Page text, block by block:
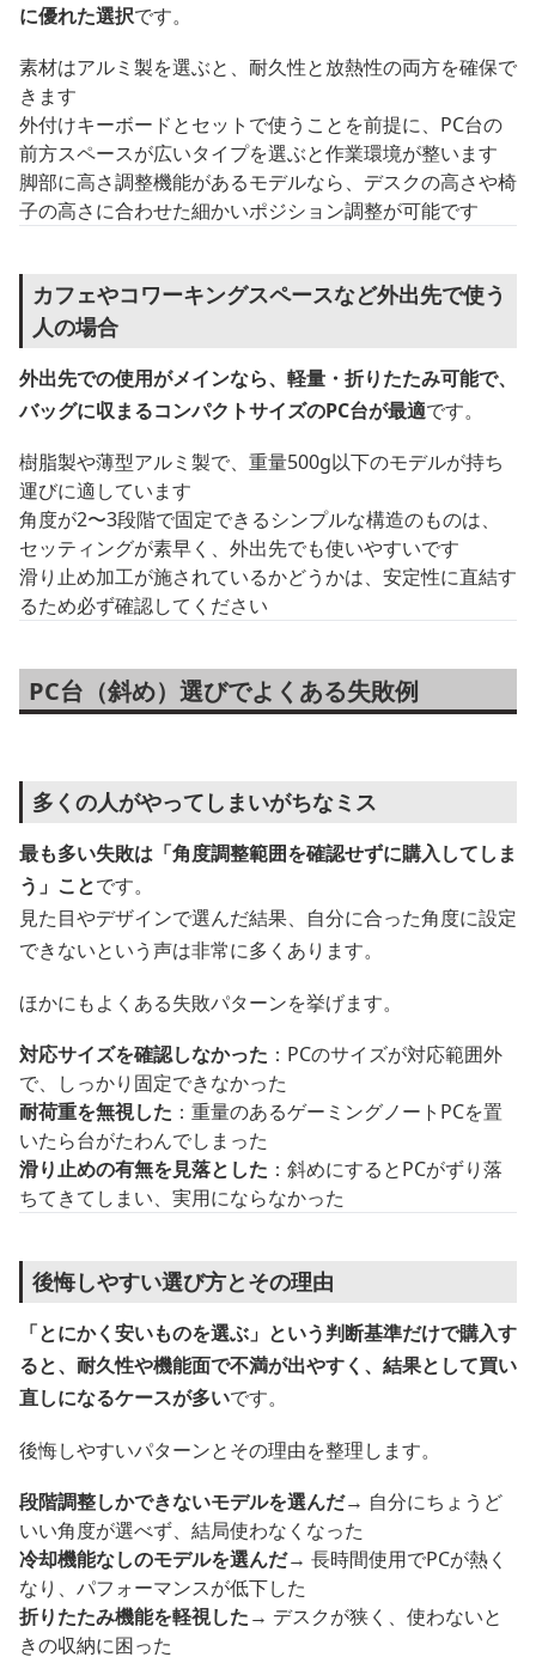
に優れた選択です。
素材はアルミ製を選ぶと、耐久性と放熱性の両方を確保で
きます
外付けキーボードとセットで使うことを前提に、PC台の
前方スペースが広いタイプを選ぶと作業環境が整います
脚部に高さ調整機能があるモデルなら、デスクの高さや椅
子の高さに合わせた細かいポジション調整が可能です
カフェやコワーキングスペースなど外出先で使う
人の場合
外出先での使用がメインなら、軽量・折りたたみ可能で、
バッグに収まるコンパクトサイズのPC台が最適です。
樹脂製や薄型アルミ製で、重量500g以下のモデルが持ち
運びに適しています
角度が2〜3段階で固定できるシンプルな構造のものは、
セッティングが素早く、外出先でも使いやすいです
滑り止め加工が施されているかどうかは、安定性に直結す
るため必ず確認してください
PC台（斜め）選びでよくある失敗例
多くの人がやってしまいがちなミス
最も多い失敗は「角度調整範囲を確認せずに購入してしま
う」ことです。
見た目やデザインで選んだ結果、自分に合った角度に設定
できないという声は非常に多くあります。
ほかにもよくある失敗パターンを挙げます。
対応サイズを確認しなかった ：PCのサイズが対応範囲外
で、しっかり固定できなかった
耐荷重を無視した ：重量のあるゲーミングノートPCを置
いたら台がたわんでしまった
滑り止めの有無を見落とした ：斜めにするとPCがずり落
ちてきてしまい、実用にならなかった
後悔しやすい選び方とその理由
「とにかく安いものを選ぶ」という判断基準だけで購入す
ると、耐久性や機能面で不満が出やすく、結果として買い
直しになるケースが多いです。
後悔しやすいパターンとその理由を整理します。
段階調整しかできないモデルを選んだ→ 自分にちょうど
いい角度が選べず、結局使わなくなった
冷却機能なしのモデルを選んだ→ 長時間使用でPCが熱く
なり、パフォーマンスが低下した
折りたたみ機能を軽視した→ デスクが狭く、使わないと
きの収納に困った